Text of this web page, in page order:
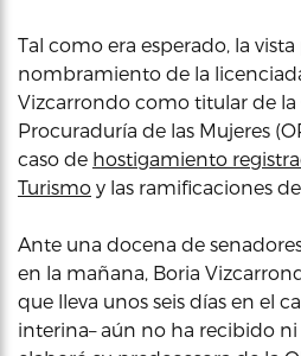
Tal como era esperado, la
nombramiento de la
Vizcarrondo como titular de la
Procuraduría de las Mujeres
caso de hostigamiento
Turismo y las ramificaciones
Ante una docena de
en la mañana, Boria
que lleva unos seis días en el
interina– aún no ha recibido